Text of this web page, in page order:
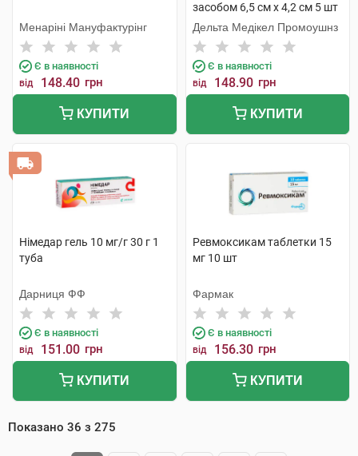
Менаріні Мануфактурінг
Є в наявності
від 148.40 грн
КУПИТИ
засобом 6,5 см х 4,2 см 5 шт
Дельта Медікел Промоушнз
Є в наявності
від 148.90 грн
КУПИТИ
Німедар гель 10 мг/г 30 г 1
туба
Дарниця ФФ
Є в наявності
від 151.00 грн
КУПИТИ
Ревмоксикам таблетки 15
мг 10 шт
Фармак
Є в наявності
від 156.30 грн
КУПИТИ
Показано 36 з 275